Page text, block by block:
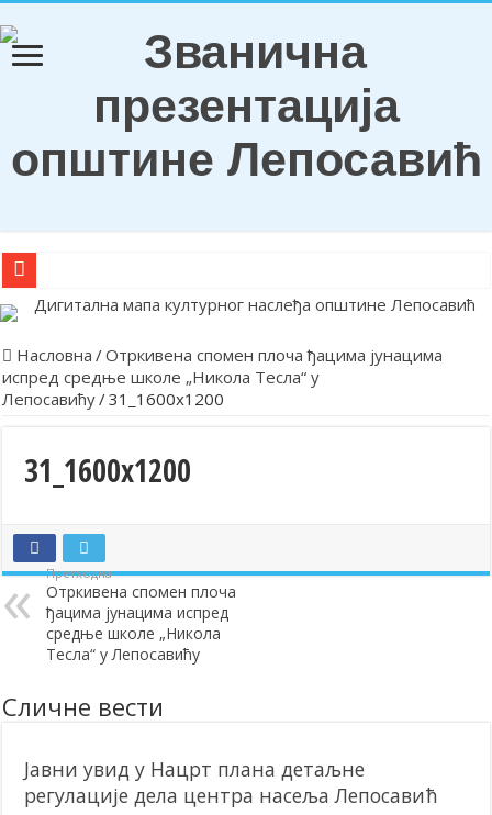
О Б А В Е Ш Т Е Њ Е
Обележена храмовна и општинска слава у Лепосавићу
Парастосом и полагањем венаца у Леосавићу обележена
Лепосавић прославио Светог Василија
Полагањем венаца и свечаном академијом у Сочаници
Братске и пријатељске општине и грдови уручили поклон
ОБАВЕШТЕЊЕ – Бесплатан СкиПас 2024
Насловна /Отркивена спомен плоча ђацима јунацима
испред средње школе „Никола Тесла“ у
Лепосавићу/31_1600x1200
31_1600x1200
Претходна
Отркивена спомен плоча
ђацима јунацима испред
средње школе „Никола
Тесла“ у Лепосавићу
Сличне вести
Јавни увид у Нацрт плана детаљне
регулације дела центра насеља Лепосавић